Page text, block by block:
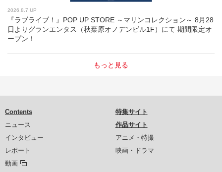
2026.8.7 UP
『ラブライブ！』POP UP STORE ～マリンコレクション～ 8月28
日よりグランエンタス（秋葉原オノデンビル1F）にて 期間限定オ
ープン！
もっと見る
Contents
ニュース
インタビュー
レポート
動画
特集サイト
作品サイト
アニメ・特撮
映画・ドラマ